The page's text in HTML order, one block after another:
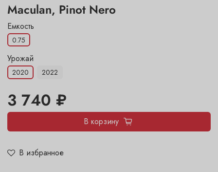
Maculan, Pinot Nero
В избранное
Емкость
0.75
Урожай
2020 2022
3 740 ₽
В корзину